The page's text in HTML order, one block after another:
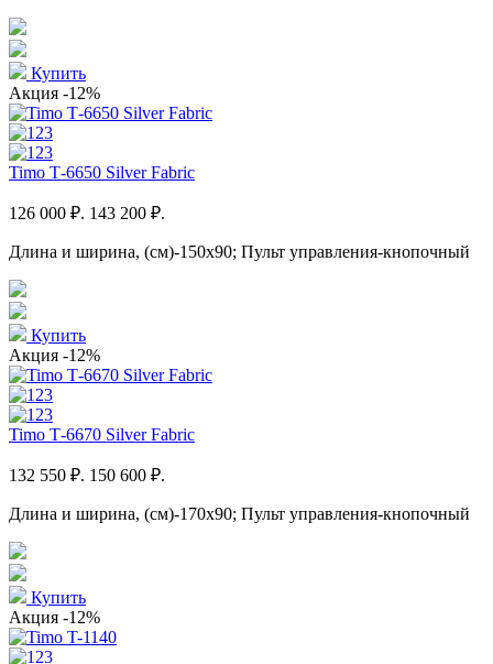
Купить
Акция -12%
Timo Т-6650 Silver Fabric
126 000 ₽. 143 200 ₽.
Длина и ширина, (см)-150x90; Пульт управления-кнопочный
Купить
Акция -12%
Timo Т-6670 Silver Fabric
132 550 ₽. 150 600 ₽.
Длина и ширина, (см)-170x90; Пульт управления-кнопочный
Купить
Акция -12%